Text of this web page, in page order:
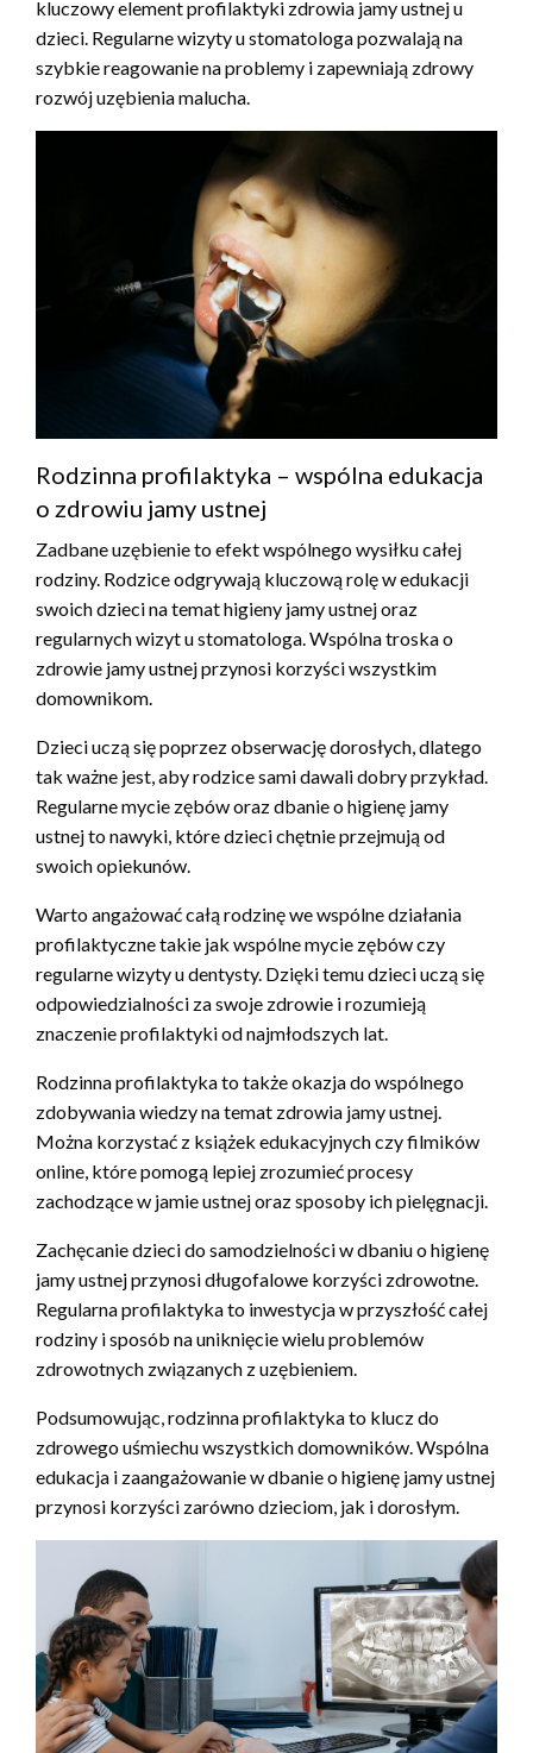
kluczowy element profilaktyki zdrowia jamy ustnej u
dzieci. Regularne wizyty u stomatologa pozwalają na
szybkie reagowanie na problemy i zapewniają zdrowy
rozwój uzębienia malucha.
Rodzinna profilaktyka – wspólna edukacja
o zdrowiu jamy ustnej
Zadbane uzębienie to efekt wspólnego wysiłku całej
rodziny. Rodzice odgrywają kluczową rolę w edukacji
swoich dzieci na temat higieny jamy ustnej oraz
regularnych wizyt u stomatologa. Wspólna troska o
zdrowie jamy ustnej przynosi korzyści wszystkim
domownikom.
Dzieci uczą się poprzez obserwację dorosłych, dlatego
tak ważne jest, aby rodzice sami dawali dobry przykład.
Regularne mycie zębów oraz dbanie o higienę jamy
ustnej to nawyki, które dzieci chętnie przejmują od
swoich opiekunów.
Warto angażować całą rodzinę we wspólne działania
profilaktyczne takie jak wspólne mycie zębów czy
regularne wizyty u dentysty. Dzięki temu dzieci uczą się
odpowiedzialności za swoje zdrowie i rozumieją
znaczenie profilaktyki od najmłodszych lat.
Rodzinna profilaktyka to także okazja do wspólnego
zdobywania wiedzy na temat zdrowia jamy ustnej.
Można korzystać z książek edukacyjnych czy filmików
online, które pomogą lepiej zrozumieć procesy
zachodzące w jamie ustnej oraz sposoby ich pielęgnacji.
Zachęcanie dzieci do samodzielności w dbaniu o higienę
jamy ustnej przynosi długofalowe korzyści zdrowotne.
Regularna profilaktyka to inwestycja w przyszłość całej
rodziny i sposób na uniknięcie wielu problemów
zdrowotnych związanych z uzębieniem.
Podsumowując, rodzinna profilaktyka to klucz do
zdrowego uśmiechu wszystkich domowników. Wspólna
edukacja i zaangażowanie w dbanie o higienę jamy ustnej
przynosi korzyści zarówno dzieciom, jak i dorosłym.